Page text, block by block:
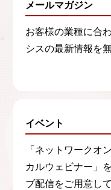
メールマガジン
お客様の業種に合
シスの最新情報を
イベント
「ネットワークオ
カルウェビナー」
ブ配信をご用意し